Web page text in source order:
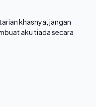
khasnya, jangan
aku tiada secara